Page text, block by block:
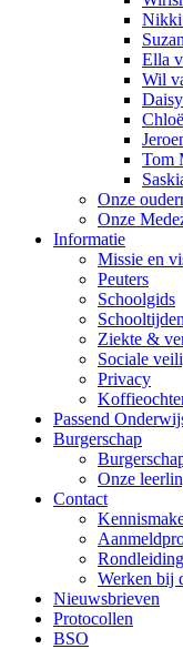
Nikki
Ella
Wil
Daisy
Tom
Onze
Onze
Informatie
Missie en
Peuters
Schoolgids
Ziekte &
Sociale
Privacy
Passend
Burgerschap
Onze
Contact
Rondleiding
Werken bij
Nieuwsbrieven
Protocollen
BSO